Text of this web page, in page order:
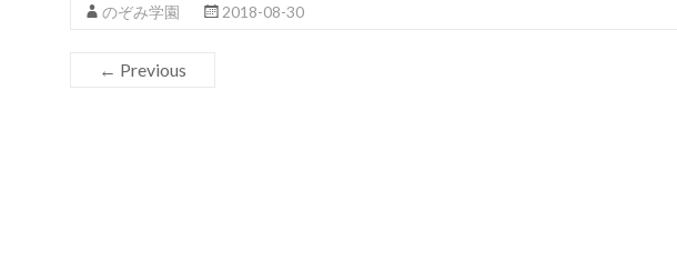
のぞみ学園 2018-08-30
← Previous